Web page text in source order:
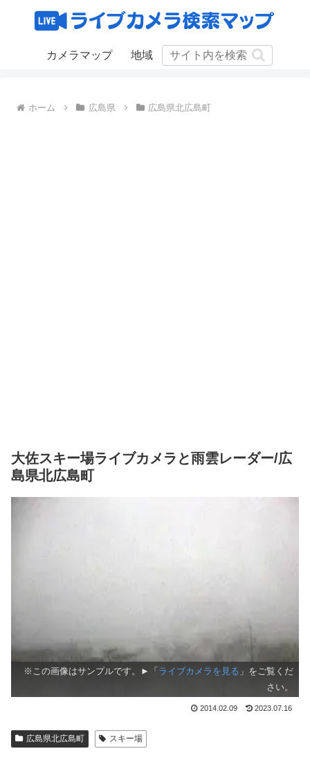
カメラマップ 地域
ホーム 広島県 広島県北広島町
大佐スキー場ライブカメラと雨雲レーダー/広
島県北広島町
※この画像はサンプルです。►「 ライブカメラを見る 」をご覧くだ
さい。
2014.02.09 2023.07.16
広島県北広島町 スキー場